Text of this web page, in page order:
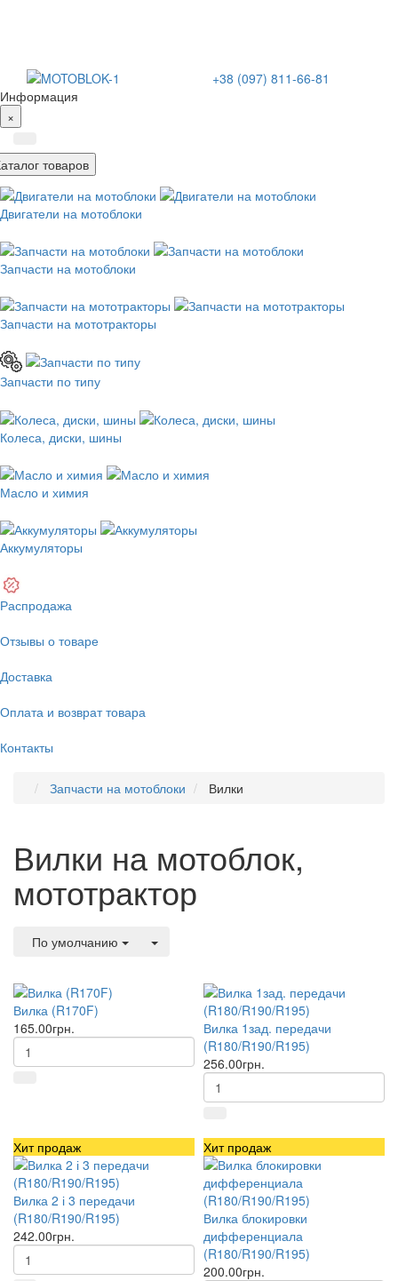
+38 (097) 811-66-81
Информация
×
товаров
Двигатели на мотоблоки
Запчасти на мотоблоки
Запчасти на мототракторы
Запчасти по типу
Колеса, диски, шины
Масло и химия
Аккумуляторы
Распродажа
Отзывы о товаре
Доставка
Оплата и возврат товара
Контакты
Запчасти на мотоблоки Вилки
Вилки на мотоблок,
мототрактор
По умолчанию
Вилка (R170F)
165.00грн.
Вилка 1зад. передачи
(R180/R190/R195)
256.00грн.
Хит продаж
Вилка 2 і 3 передачи
(R180/R190/R195)
242.00грн.
Хит продаж
Вилка блокировки
дифференциала
(R180/R190/R195)
200.00грн.